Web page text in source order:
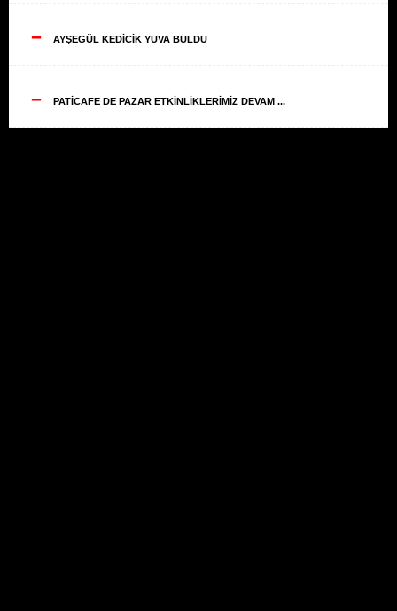
-- AYŞEGÜL KEDİCİK YUVA BULDU
-- PATİCAFE DE PAZAR ETKİNLİKLERİMİZ DEVAM ...